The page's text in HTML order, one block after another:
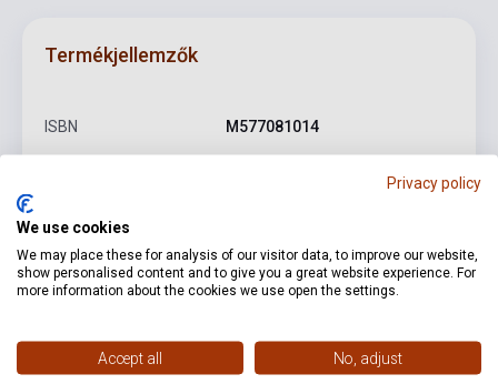
Termékjellemzők
ISBN M577081014
Kötés Puhakötés
Kiadó PETERS
Formátum Kotta
Privacy policy
We use cookies
We may place these for analysis of our visitor data, to improve our website,
show personalised content and to give you a great website experience. For
more information about the cookies we use open the settings.
Accept all No, adjust